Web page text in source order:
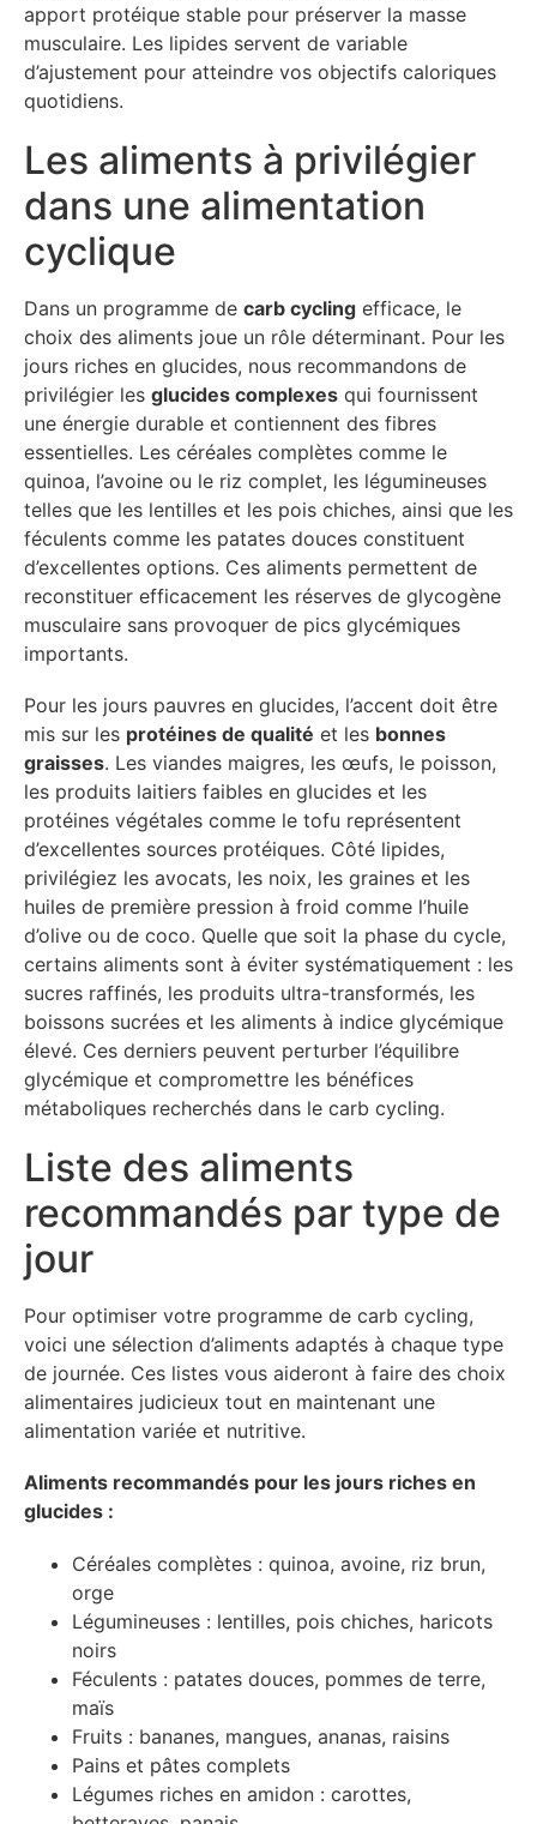
apport protéique stable pour préserver la masse
musculaire. Les lipides servent de variable
d’ajustement pour atteindre vos objectifs caloriques
quotidiens.
Les aliments à privilégier
dans une alimentation
cyclique
Dans un programme de carb cycling efficace, le
choix des aliments joue un rôle déterminant. Pour les
jours riches en glucides, nous recommandons de
privilégier les glucides complexes qui fournissent
une énergie durable et contiennent des fibres
essentielles. Les céréales complètes comme le
quinoa, l’avoine ou le riz complet, les légumineuses
telles que les lentilles et les pois chiches, ainsi que les
féculents comme les patates douces constituent
d’excellentes options. Ces aliments permettent de
reconstituer efficacement les réserves de glycogène
musculaire sans provoquer de pics glycémiques
importants.
Pour les jours pauvres en glucides, l’accent doit être
mis sur les protéines de qualité et les bonnes
graisses. Les viandes maigres, les œufs, le poisson,
les produits laitiers faibles en glucides et les
protéines végétales comme le tofu représentent
d’excellentes sources protéiques. Côté lipides,
privilégiez les avocats, les noix, les graines et les
huiles de première pression à froid comme l’huile
d’olive ou de coco. Quelle que soit la phase du cycle,
certains aliments sont à éviter systématiquement : les
sucres raffinés, les produits ultra-transformés, les
boissons sucrées et les aliments à indice glycémique
élevé. Ces derniers peuvent perturber l’équilibre
glycémique et compromettre les bénéfices
métaboliques recherchés dans le carb cycling.
Liste des aliments
recommandés par type de
jour
Pour optimiser votre programme de carb cycling,
voici une sélection d’aliments adaptés à chaque type
de journée. Ces listes vous aideront à faire des choix
alimentaires judicieux tout en maintenant une
alimentation variée et nutritive.
Aliments recommandés pour les jours riches en
glucides :
Céréales complètes : quinoa, avoine, riz brun,
orge
Légumineuses : lentilles, pois chiches, haricots
noirs
Féculents : patates douces, pommes de terre,
maïs
Fruits : bananes, mangues, ananas, raisins
Pains et pâtes complets
Légumes riches en amidon : carottes,